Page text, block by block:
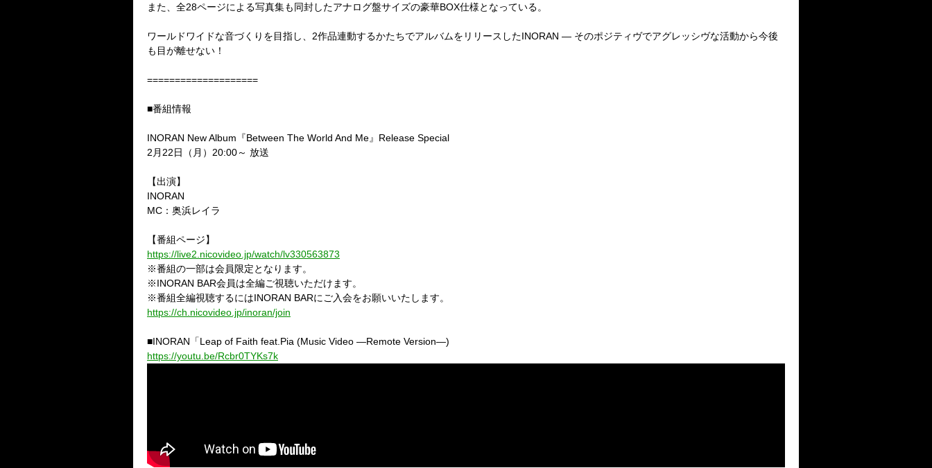
また、全28ページによる写真集も同封したアナログ盤サイズの豪華BOX仕様となっている。
ワールドワイドな音づくりを目指し、 2作品連動するかたちでアルバムをリリースしたINORAN ― そのポジティヴでアグレッシヴな活動から今後
も目が離せない！
====================
■番組情報
INORAN New Album 『Between The World And Me』 Release Special
2 月 22日（月） 20:00～ 放送
【出演】
INORAN
MC ：奥浜レイラ
【番組ページ】
https://live2.nicovideo.jp/watch/lv330563873
※番組の一部は会員限定となります。
※INORAN BAR会員は全編ご視聴いただけます。
※番組全編視聴するにはINORAN BARにご入会をお願いいたします。
https://ch.nicovideo.jp/inoran/join
■INORAN 「Leap of Faith feat.Pia (Music Video ―Remote Version―)
https://youtu.be/Rcbr0TYKs7k